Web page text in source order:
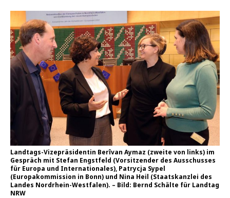
Landtags-Vizepräsidentin Berîvan Aymaz (zweite von links) im
Gespräch mit Stefan Engstfeld (Vorsitzender des Ausschusses
für Europa und Internationales), Patrycja Sypel
(Europakommission in Bonn) und Nina Heil (Staatskanzlei des
Landes Nordrhein-Westfalen). – Bild: Bernd Schälte für Landtag
NRW